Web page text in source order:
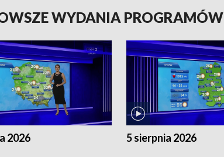
WYDANIA PROGRAMÓW
2026 5 sierpnia 2026